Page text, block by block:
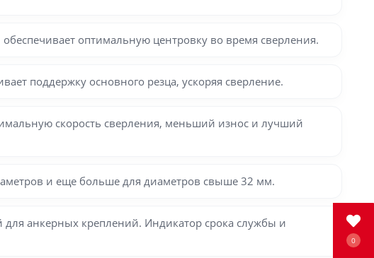
0
оптимальную центровку во время сверления.
поддержку основного резца, ускоряя сверление.
скорость сверления, меньший износ и лучший
и еще больше для диаметров свыше 32 мм.
для анкерных креплений. Индикатор срока службы и